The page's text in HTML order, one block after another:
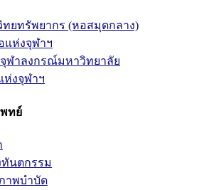
ทยทรัพยากร (หอสมุดกลาง)
แห่งจุฬาฯ
ฬาลงกรณ์มหาวิทยาลัย
ห่งจุฬาฯ
ทย์
นตกรรม
าพบำบัด